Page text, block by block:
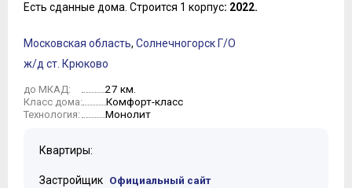
Есть сданные дома. Строится 1 корпус: 2022.
Московская область, Солнечногорск Г/О
ж/д ст. Крюково
до МКАД: 27 км.
Класс дома: Комфорт-класс
Технология: Монолит
Квартиры:
Застройщик Официальный сайт